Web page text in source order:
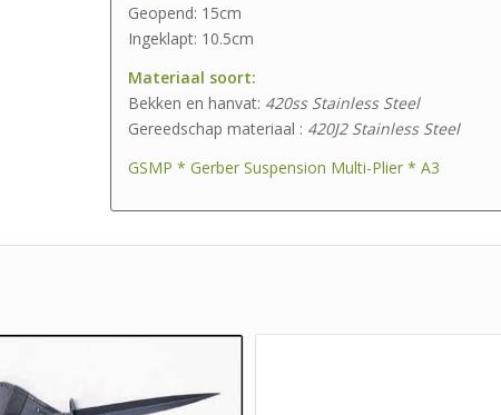
Geopend: 15cm
Ingeklapt: 10.5cm
Materiaal soort:
Bekken en hanvat: 420ss Stainless Steel
Gereedschap materiaal : 420J2 Stainless Steel
GSMP * Gerber Suspension Multi-Plier * A3